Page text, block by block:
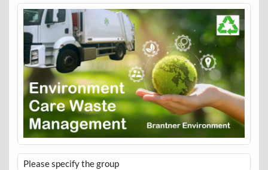
Please specify the group